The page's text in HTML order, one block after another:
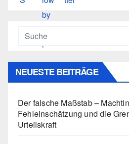
NEUESTE BEITRÄGE
Der falsche Maßstab –
Fehleinschätzung und die
Urteilskraft